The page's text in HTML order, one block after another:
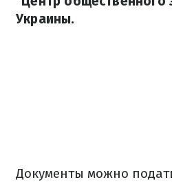
Украины.
Документы можно